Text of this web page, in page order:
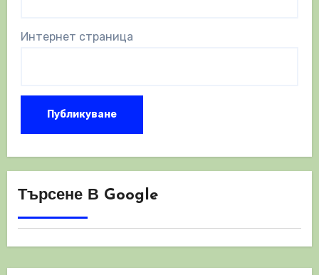
Интернет страница
Търсене В Google